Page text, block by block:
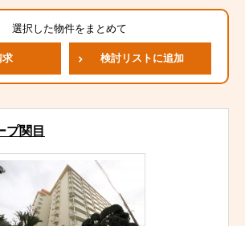
選択した物件をまとめて
求 検討リストに追加
プ関目